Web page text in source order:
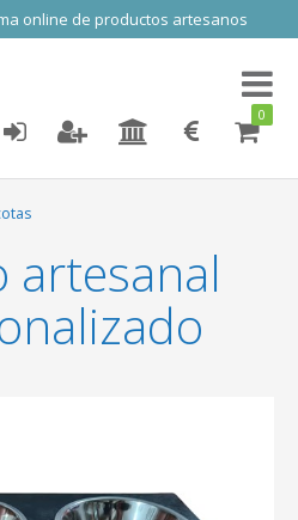
online de productos artesanos
Toggle
0
artesanal